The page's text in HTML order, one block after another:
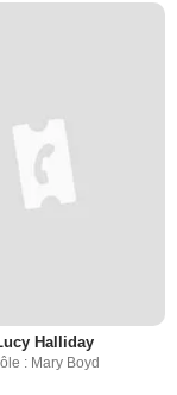
Halliday
: Mary Boyd